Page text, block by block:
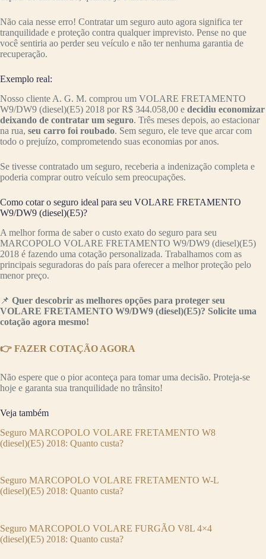
Não caia nesse erro! Contratar um seguro auto agora significa ter
tranquilidade e proteção contra qualquer imprevisto. Pense no que
você sentiria ao perder seu veículo e não ter nenhuma garantia de
recuperação.
Exemplo real:
Nosso cliente A. G. M. comprou um VOLARE FRETAMENTO
W9/DW9 (diesel)(E5) 2018 por R$ 344.058,00 e decidiu economizar
deixando de contratar um seguro. Três meses depois, ao estacionar
na rua, seu carro foi roubado. Sem seguro, ele teve que arcar com
todo o prejuízo, comprometendo suas economias por anos.
Se tivesse contratado um seguro, receberia a indenização completa e
poderia comprar outro veículo sem preocupações.
Como cotar o seguro ideal para seu VOLARE FRETAMENTO
W9/DW9 (diesel)(E5)?
A melhor forma de saber o custo exato do seguro para seu
MARCOPOLO VOLARE FRETAMENTO W9/DW9 (diesel)(E5)
2018 é fazendo uma cotação personalizada. Trabalhamos com as
principais seguradoras do país para oferecer a melhor proteção pelo
menor preço.
📌 Quer descobrir as melhores opções para proteger seu
VOLARE FRETAMENTO W9/DW9 (diesel)(E5)? Solicite uma
cotação agora mesmo!
👉 FAZER COTAÇÃO AGORA
Não espere que o pior aconteça para tomar uma decisão. Proteja-se
hoje e garanta sua tranquilidade no trânsito!
Veja também
Seguro MARCOPOLO VOLARE FRETAMENTO W8
(diesel)(E5) 2018: Quanto custa?
Seguro MARCOPOLO VOLARE FRETAMENTO W-L
(diesel)(E5) 2018: Quanto custa?
Seguro MARCOPOLO VOLARE FURGÃO V8L 4×4
(diesel)(E5) 2018: Quanto custa?